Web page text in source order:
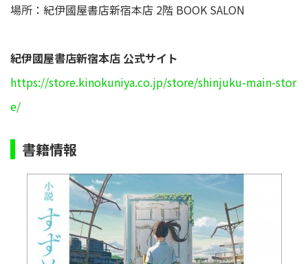
場所：紀伊國屋書店新宿本店 2階 BOOK SALON
紀伊國屋書店新宿本店 公式サイト
https://store.kinokuniya.co.jp/store/shinjuku-main-stor
e/
書籍情報